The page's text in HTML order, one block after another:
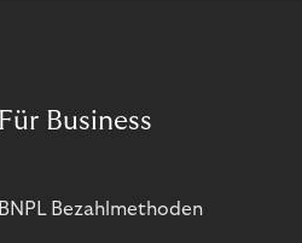
Für Business
BNPL Bezahlmethoden